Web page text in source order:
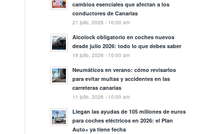
cambios esenciales que afectan a los
conductores de Canarias
21 julio, 2026 - 10:00 am
Alcolock obligatorio en coches nuevos
desde julio 2026: todo lo que debes saber
19 julio, 2026 - 10:00 am
Neumáticos en verano: cómo revisarlos
para evitar multas y accidentes en las
carreteras canarias
11 julio, 2026 - 10:00 am
Llegan las ayudas de 105 millones de euros
para coches eléctricos en 2026: el Plan
Auto+ ya tiene fecha